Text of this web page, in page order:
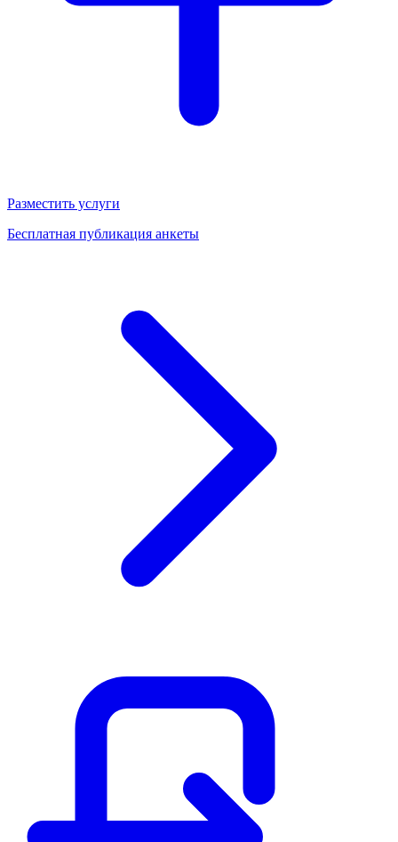
Разместить услуги
Бесплатная публикация анкеты